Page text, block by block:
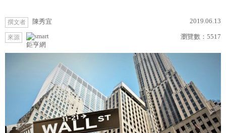
撰文者 陳秀宜 2019.06.13
來源
鉅亨網
瀏覽數： 5517